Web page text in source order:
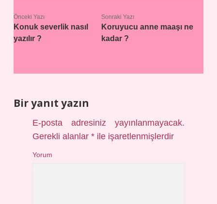
Önceki Yazı
Konuk severlik nasıl
yazılır ?
Sonraki Yazı
Koruyucu anne maaşı ne
kadar ?
Bir yanıt yazın
E-posta adresiniz yayınlanmayacak.
Gerekli alanlar* ile işaretlenmişlerdir
Yorum